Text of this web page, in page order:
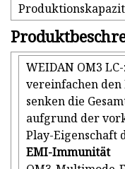
WEIDAN OM3
vereinfachen
senken die
aufgrund der
Play-Eigenschaft
EMI-Immunität